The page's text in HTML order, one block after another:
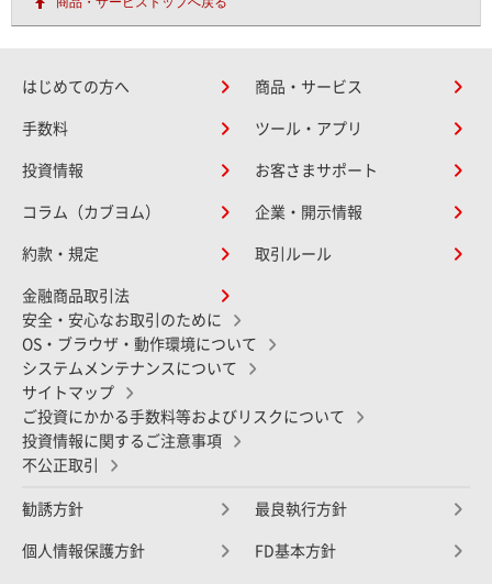
はじめての方へ 商品・サービス
手数料 ツール・アプリ
投資情報 お客さまサポート
コラム（カブヨム） 企業・開示情報
約款・規定 取引ルール
金融商品取引法
安全・安心なお取引のために
OS・ブラウザ・動作環境について
システムメンテナンスについて
サイトマップ
ご投資にかかる手数料等およびリスクについて
投資情報に関するご注意事項
不公正取引
勧誘方針 最良執行方針
個人情報保護方針 FD基本方針